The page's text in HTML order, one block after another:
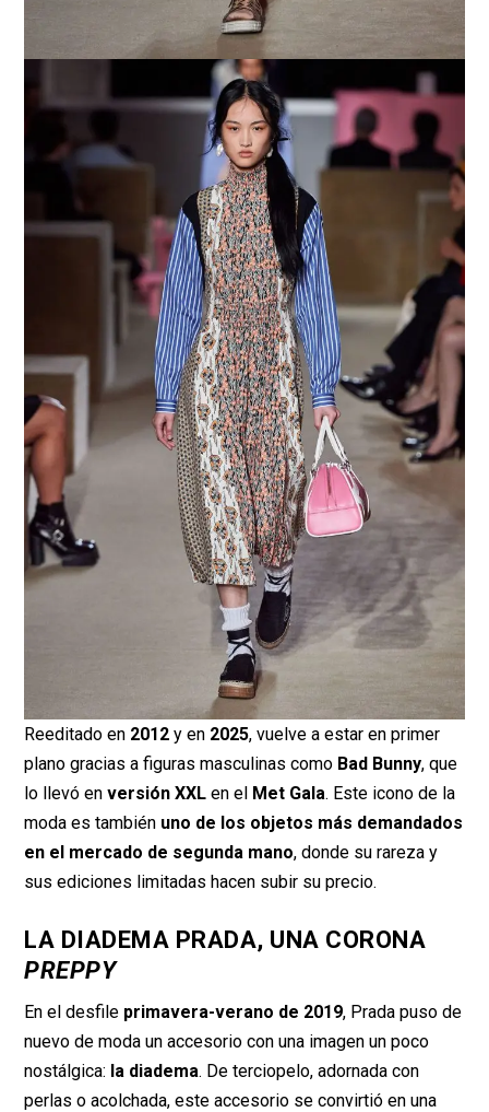
Reeditado en 2012 y en 2025, vuelve a estar en primer
plano gracias a figuras masculinas como Bad Bunny, que
lo llevó enversión XXL en el Met Gala. Este icono de la
moda es también uno de los objetos más demandados
en el mercado de segunda mano, donde su rareza y
sus ediciones limitadas hacen subir su precio.
LA DIADEMA PRADA, UNA CORONA
PREPPY
En el desfile primavera-verano de 2019, Prada puso de
nuevo de moda un accesorio con una imagen un poco
nostálgica: la diadema. De terciopelo, adornada con
perlas o acolchada, este accesorio se convirtió en una